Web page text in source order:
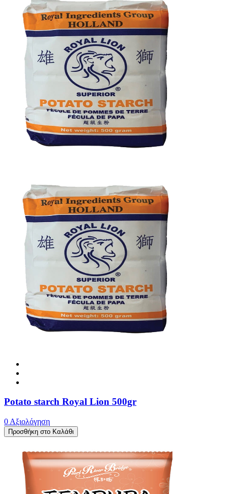
Potato starch Royal Lion 500gr
0 Αξιολόγηση
Προσθήκη στο Καλάθι